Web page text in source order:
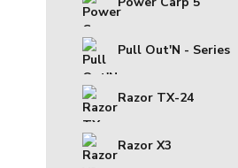
Pull Out'N - Series
Razor TX-24
Razor X3